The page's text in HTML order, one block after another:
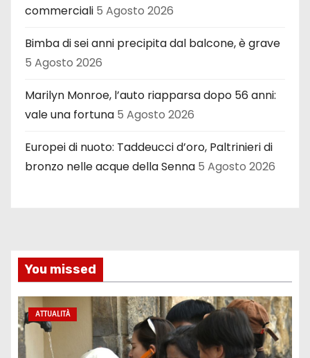
commerciali 5 Agosto 2026
Bimba di sei anni precipita dal balcone, è grave
5 Agosto 2026
Marilyn Monroe, l’auto riapparsa dopo 56 anni:
vale una fortuna 5 Agosto 2026
Europei di nuoto: Taddeucci d’oro, Paltrinieri di
bronzo nelle acque della Senna 5 Agosto 2026
You missed
ATTUALITÀ